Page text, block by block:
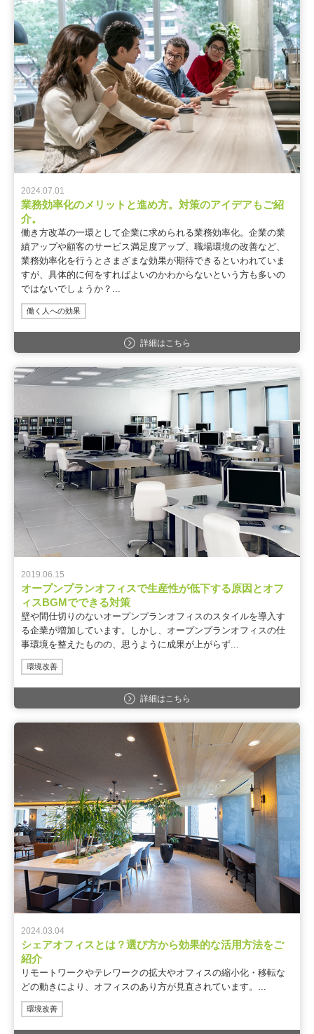
2024.07.01
業務効率化のメリットと進め方。対策のアイデアもご紹
介。
働き方改革の一環として企業に求められる業務効率化。企業の業
績アップや顧客のサービス満足度アップ、職場環境の改善など、
業務効率化を行うとさまざまな効果が期待できるといわれていま
すが、具体的に何をすればよいのかわからないという方も多いの
ではないでしょうか？...
働く人への効果
詳細はこちら
2019.06.15
オープンプランオフィスで生産性が低下する原因とオフ
ィスBGMでできる対策
壁や間仕切りのないオープンプランオフィスのスタイルを導入す
る企業が増加しています。しかし、オープンプランオフィスの仕
事環境を整えたものの、思うように成果が上がらず...
環境改善
詳細はこちら
2024.03.04
シェアオフィスとは？選び方から効果的な活用方法をご
紹介
リモートワークやテレワークの拡大やオフィスの縮小化・移転な
どの動きにより、オフィスのあり方が見直されています。...
環境改善